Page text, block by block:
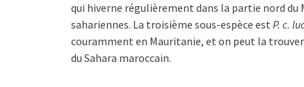
qui hiverne régulièrement dans la partie nord du
sahariennes. La troisième sous-espèce est P. c.
couramment en Mauritanie, et on peut la
du Sahara maroccain.